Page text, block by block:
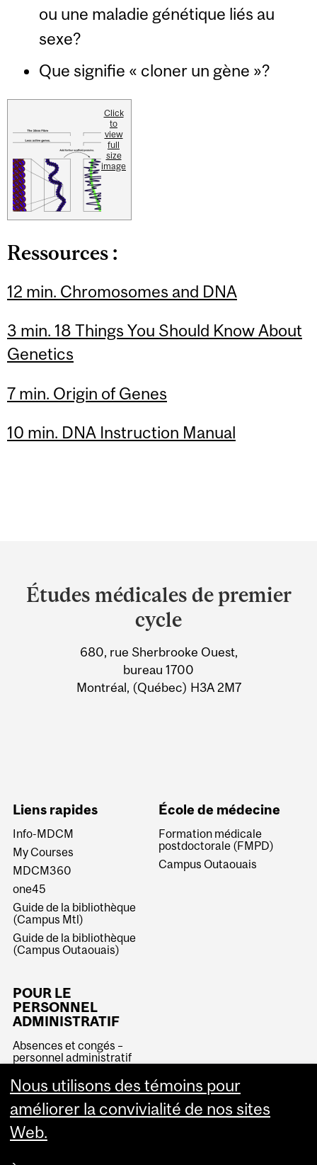
ou une maladie génétique liés au
sexe?
Que signifie « cloner un gène »?
Click
to
view
full
size
image
Ressources :
12 min. Chromosomes and DNA
3 min. 18 Things You Should Know About
Genetics
7 min. Origin of Genes
10 min. DNA Instruction Manual
and
Information
Études médicales de premier
cycle
680, rue Sherbrooke Ouest,
bureau 1700
Montréal, (Québec) H3A 2M7
Liens rapides
Info-MDCM
My Courses
MDCM360
one45
Guide de la bibliothèque
(Campus Mtl)
Guide de la bibliothèque
(Campus Outaouais)
École de médecine
Formation médicale
postdoctorale (FMPD)
Campus Outaouais
POUR LE
PERSONNEL
ADMINISTRATIF
Absences et congés –
personnel administratif
étudiantes - personnel
administratif
Nous utilisons des témoins pour
améliorer la convivialité de nos sites
Web.